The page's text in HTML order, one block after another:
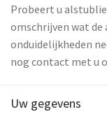
Probeert u
omschrijven wat de
onduidelijkheden
nog contact met u
Uw gegevens